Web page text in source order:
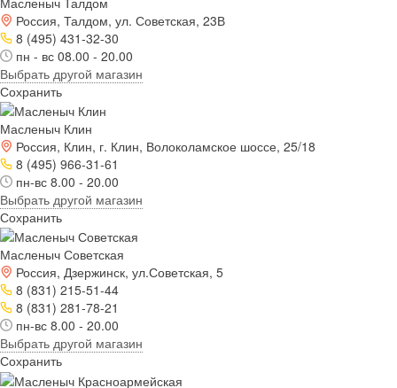
Россия, Талдом, ул. Советская, 23В
8 (495) 431-32-30
пн - вс 08.00 - 20.00
Выбрать другой магазин
Сохранить
Масленыч Клин
Россия, Клин, г. Клин, Волоколамское шоссе, 25/18
8 (495) 966-31-61
пн-вс 8.00 - 20.00
Выбрать другой магазин
Сохранить
Масленыч Советская
Россия, Дзержинск, ул.Советская, 5
8 (831) 215-51-44
8 (831) 281-78-21
пн-вс 8.00 - 20.00
Выбрать другой магазин
Сохранить